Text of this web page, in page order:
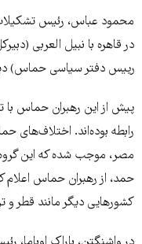
در قاهره با نبیل العربی
رییس دفتر سیاسی حماس)
پیش از این رهبران حماس با
رابطه بوده‌اند. اختلاف‌های
مصر، موجب شده که این گروه
حمد، از رهبران حماس
کشورهایی دیگر مانند قطر و